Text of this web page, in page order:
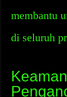
membantu
di seluruh